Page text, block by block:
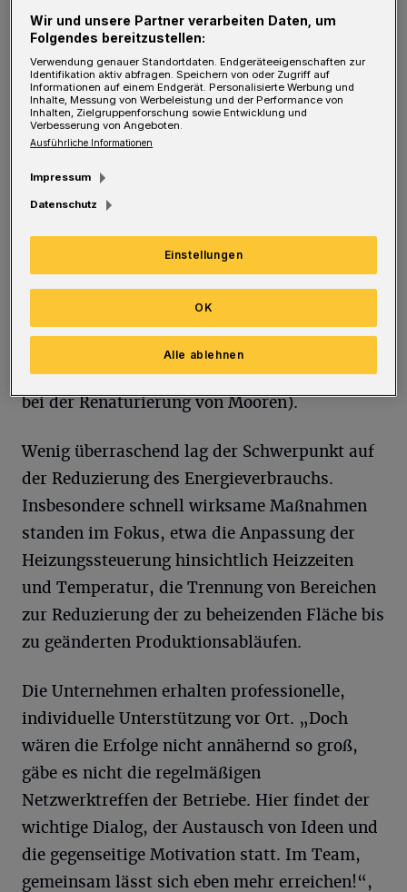
N un wurde eine Zwischenbilanz gezogen.
Die Betriebe berichteten über ihre
Anstrengungen, sich insgesamt nachhaltiger
aufzustellen und den explodierenden Energie-
Bandbreite der vorgestellten und teilweise
bereits umgesetzten Maßnahmen reichte von
organisatorischen (wie etwa die Verdichtung
von Schichtzeiten) über gering investive (wie
das Anlegen einer Blühwiese) bis hin zu
investiven Maßnahmen (wie die Erneuerung
einer Absauganlage, die Investition in die
Eigenstromerzeugung oder die Unterstützung
bei der Renaturierung von Mooren).
Wenig überraschend lag der Schwerpunkt auf
der Reduzierung des Energieverbrauchs.
Insbesondere schnell wirksame Maßnahmen
standen im Fokus, etwa die Anpassung der
Heizungssteuerung hinsichtlich Heizzeiten
und Temperatur, die Trennung von Bereichen
zur Reduzierung der zu beheizenden Fläche bis
zu geänderten Produktionsabläufen.
Die Unternehmen erhalten professionelle,
individuelle Unterstützung vor Ort. „Doch
wären die Erfolge nicht annähernd so groß,
gäbe es nicht die regelmäßigen
Netzwerktreffen der Betriebe. Hier findet der
wichtige Dialog, der Austausch von Ideen und
die gegenseitige Motivation statt. Im Team,
gemeinsam lässt sich eben mehr erreichen!“,
Wir und unsere Partner verarbeiten Daten, um
Folgendes bereitzustellen:
Verwendung genauer Standortdaten. Endgeräteeigenschaften zur
Identifikation aktiv abfragen. Speichern von oder Zugriff auf
Informationen auf einem Endgerät. Personalisierte Werbung und
Inhalte, Messung von Werbeleistung und der Performance von
Inhalten, Zielgruppenforschung sowie Entwicklung und
Verbesserung von Angeboten.
Ausführliche Informationen
Impressum
Datenschutz
Einstellungen
Alle ablehnen
OK